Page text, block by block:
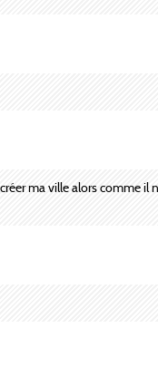
ma ville alors comme il